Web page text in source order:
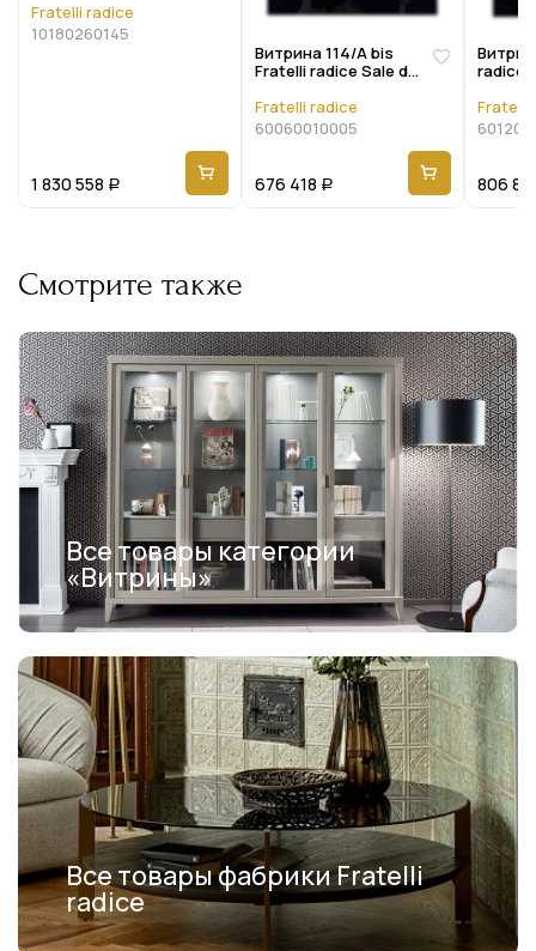
Fratelli radice
10180260145
1 830 558 Р
Витрина 114/A bis
Fratelli radice Sale da
Fratelli radice
60060010005
676 418 Р
radice
Fratelli
806
Смотрите также
Все товары категории
«Витрины»
Все товары фабрики Fratelli
radice